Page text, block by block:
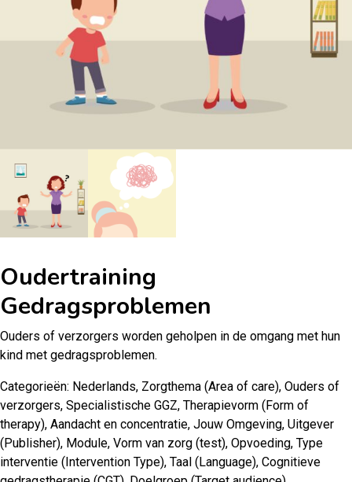
Oudertraining
Gedragsproblemen
Ouders of verzorgers worden geholpen in de omgang met hun
kind met gedragsproblemen.
Categorieën: Nederlands, Zorgthema (Area of care), Ouders of
verzorgers, Specialistische GGZ, Therapievorm (Form of
therapy), Aandacht en concentratie, Jouw Omgeving, Uitgever
(Publisher), Module, Vorm van zorg (test), Opvoeding, Type
interventie (Intervention Type), Taal (Language), Cognitieve